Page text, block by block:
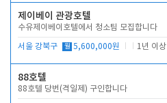
제이베이 관광호텔
수유제이베이호텔에서 청소팀 모집합니다
서울 강북구 월 5,600,000원 1년 이상
88호텔
88호텔 당번(격일제) 구인합니다